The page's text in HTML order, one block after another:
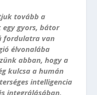
tovább a
gyors, bátor
fordulatra van
élvonalába
abban, hogy a
kulcsa a humán
intelligencia
integrálásában,